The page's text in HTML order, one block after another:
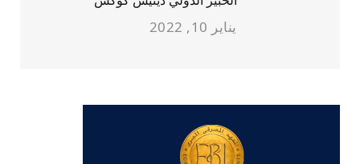
يناير 10, 2022